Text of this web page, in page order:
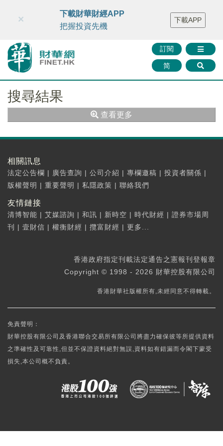
財華智庫網 FINTV FINMETA 財華證券 媒體矩陣
智庫沙龍
聯絡我們
訂閱
简
×
下載財華財經APP
把握投資先機
下載APP
搜尋結果
查看更多
相關訊息
法定公告欄 | 廣告查詢 | 公司介紹 | 專欄邀稿 | 投資者關係 |
版權聲明 | 重要聲明 | 私隱政策 | 聯絡我們
友情鏈接
清博智能 | 艾媒諮詢 | 和訊 | 新時空 | 時代財經 | 證券市場周
刊
| 壹財信 | 權衡財經 | 攬富財經 | 更多...
香港政府指定刊載法定通告之憲報刊登報章
Copyright © 1998 - 2026 財華控股有限公司
香港財華社版權所有,未經同意不得轉載。
免責聲明：
財華控股有限公司及香港聯合交易所有限公司將盡力確保彼等所提供資料
之準確性及可靠性,但並不保證資料絕對無誤,資料如有錯漏而令閣下蒙受
損失,本公司概不負責。